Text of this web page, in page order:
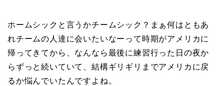
ホームシックと言うかチームシック？まぁ何はともあ
れチームの人達に会いたいなーって時期がアメリカに
帰ってきてから、なんなら最後に練習行った日の夜か
らずっと続いていて、結構ギリギリまでアメリカに戻
るか悩んでいたんですよね。